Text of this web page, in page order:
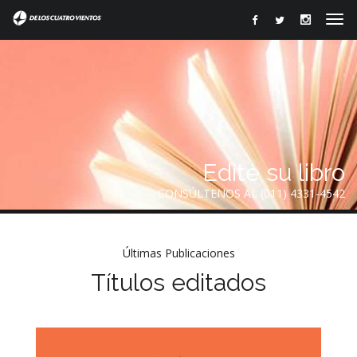
Edite su libro
CONSÚLTENOS AL (011) 4331-4542
Últimas Publicaciones
Títulos editados